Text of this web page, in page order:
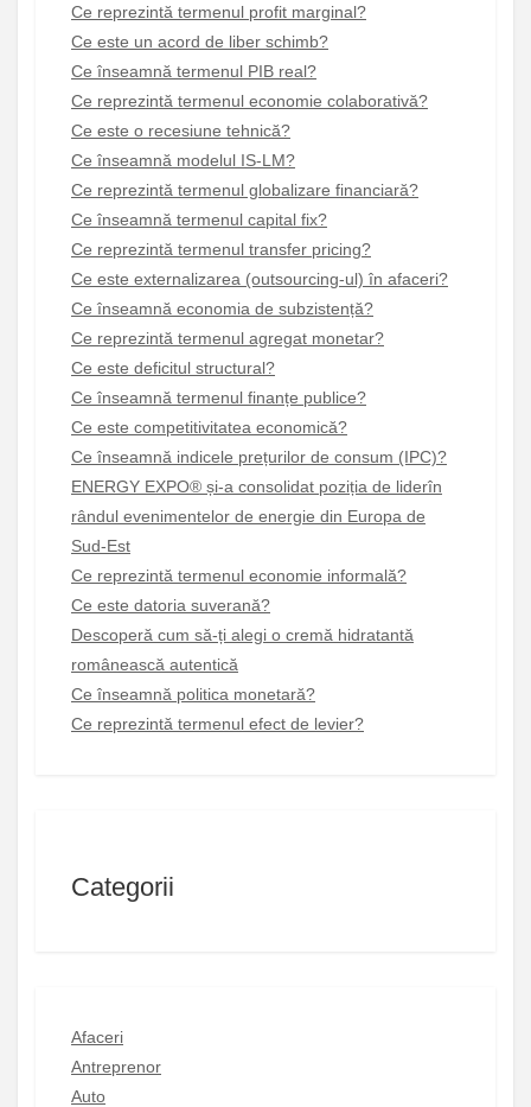
Ce reprezintă termenul profit marginal?
Ce este un acord de liber schimb?
Ce înseamnă termenul PIB real?
Ce reprezintă termenul economie colaborativă?
Ce este o recesiune tehnică?
Ce înseamnă modelul IS-LM?
Ce reprezintă termenul globalizare financiară?
Ce înseamnă termenul capital fix?
Ce reprezintă termenul transfer pricing?
Ce este externalizarea (outsourcing-ul) în afaceri?
Ce înseamnă economia de subzistență?
Ce reprezintă termenul agregat monetar?
Ce este deficitul structural?
Ce înseamnă termenul finanțe publice?
Ce este competitivitatea economică?
Ce înseamnă indicele prețurilor de consum (IPC)?
ENERGY EXPO® și-a consolidat poziția de liderîn
rândul evenimentelor de energie din Europa de
Sud-Est
Ce reprezintă termenul economie informală?
Ce este datoria suverană?
Descoperă cum să-ți alegi o cremă hidratantă
românească autentică
Ce înseamnă politica monetară?
Ce reprezintă termenul efect de levier?
Categorii
Afaceri
Antreprenor
Auto